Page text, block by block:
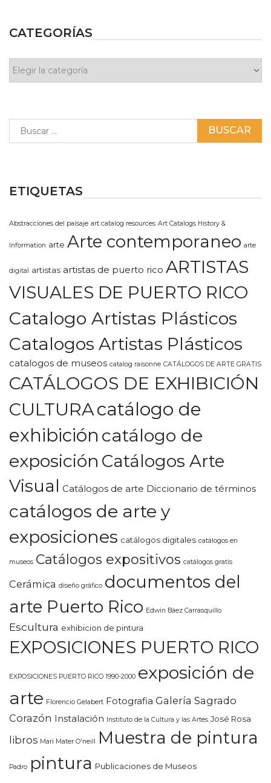
CATEGORÍAS
ETIQUETAS
Abstracciones del paisaje art catalog resources Art Catalogs History &
Information arte Arte contemporaneo arte
digital artistas artistas de puerto rico ARTISTAS
VISUALES DE PUERTO RICO
Catalogo Artistas Plásticos
Catalogos Artistas Plásticos
catalogos de museos catalog raisonne CATÁLOGOS DE ARTE GRATIS
CATÁLOGOS DE EXHIBICIÓN
CULTURAcatálogo de
exhibición catálogo de
exposición Catálogos Arte
Visual Catálogos de arte Diccionario de términos
catálogos de arte y
exposiciones catálogos digitales catálogos en
museos Catálogos expositivos catálogos gratis
Cerámica diseño gráfico documentos del
arte Puerto Rico Edwin Báez Carrasquillo
Escultura exhibicion de pintura
EXPOSICIONES PUERTO RICO
EXPOSICIONES PUERTO RICO 1990-2000 exposición de
arte Florencio Gelabert Fotografia Galería Sagrado
Corazón
Instalación Instituto de la Cultura y las Artes José Rosa
libros Mari Mater O'neill Muestra de pintura
Padro pintura Publicaciones de Museos